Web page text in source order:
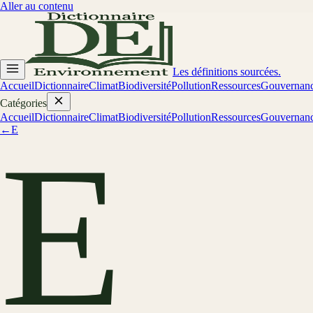
Aller au contenu
Les définitions sourcées.
AccueilDictionnaireClimatBiodiversitéPollutionRessources
Catégories
AccueilDictionnaireClimatBiodiversitéPollutionRessources
←E
E